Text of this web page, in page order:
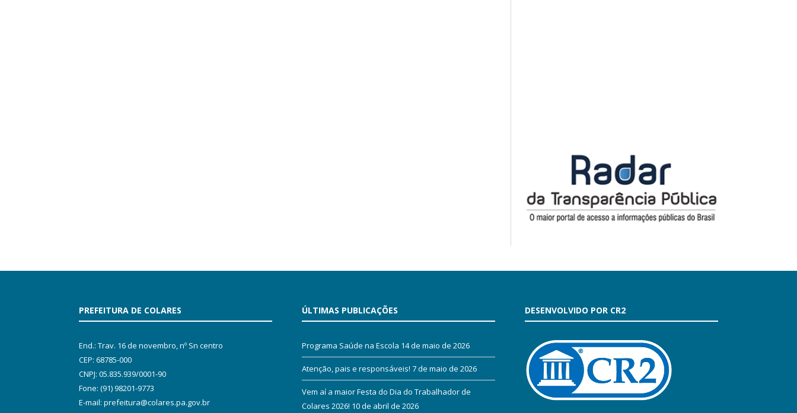
PREFEITURA DE COLARES
End.: Trav. 16 de novembro, nº Sn centro
CEP: 68785-000
CNPJ: 05.835.939/0001-90
Fone: (91) 98201-9773
E-mail: prefeitura@colares.pa.gov.br
ÚLTIMAS PUBLICAÇÕES
Programa Saúde na Escola 14 de maio de 2026
Atenção, pais e responsáveis! 7 de maio de 2026
Vem aí a maior Festa do Dia do Trabalhador de
Colares 2026! 10 de abril de 2026
DESENVOLVIDO POR CR2